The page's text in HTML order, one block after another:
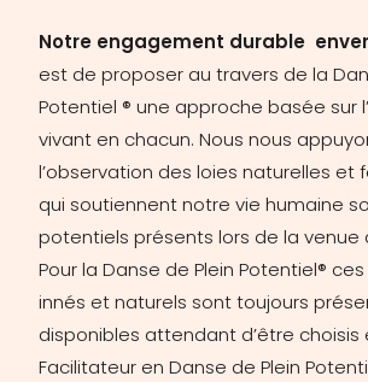
Notre engagement durable
est de proposer au travers de la
Potentiel ® une approche basée sur
vivant en chacun. Nous nous
l’observation des loies naturelles et
qui soutiennent notre vie humaine
potentiels présents lors de la venue
Pour la Danse de Plein Potentiel®
innés et naturels sont toujours
disponibles attendant d’être choisis
Facilitateur en Danse de Plein